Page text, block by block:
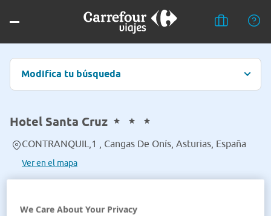
Modifica tu búsqueda
Hotel Santa Cruz
CONTRANQUIL,1 , Cangas De Onís, Asturias, España
Ver en el mapa
We Care About Your Privacy